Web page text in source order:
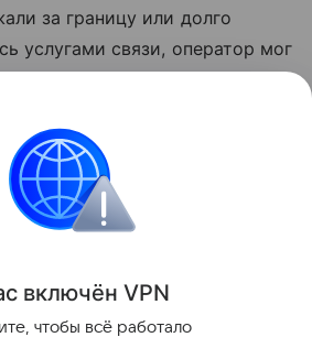
за границу или долго
услугами связи, оператор мог
номеру 611 с мобильного T2.
Поделиться
включён VPN
чтобы всё работало